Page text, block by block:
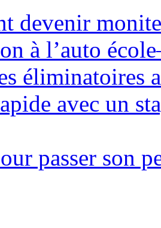
devenir
à l’auto
éliminatoires
avec un
passer son